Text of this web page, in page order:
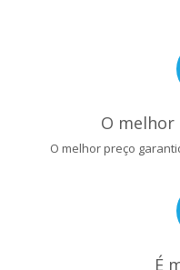
O
O melhor preço
É